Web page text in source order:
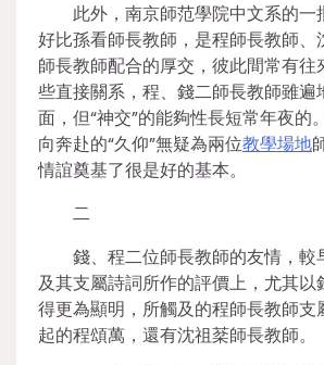
此外，南京師范學院中文系的一
好比孫看師長教師，是程師長教師、
師長教師配合的厚交，彼此間常有往
些直接關系，程、錢二師長教師雖遍
面，但“神交”的能夠性長短常年夜的
向奔赴的“久仰”無疑為兩位教學場地
情誼奠基了很是好的基本。
二
錢、程二位師長教師的友情，較
及其支屬詩詞所作的評價上，尤其以
得更為顯明，所觸及的程師長教師支
起的程頌萬，還有沈祖棻師長教師。